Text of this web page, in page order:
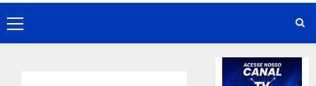
Primary
Menu